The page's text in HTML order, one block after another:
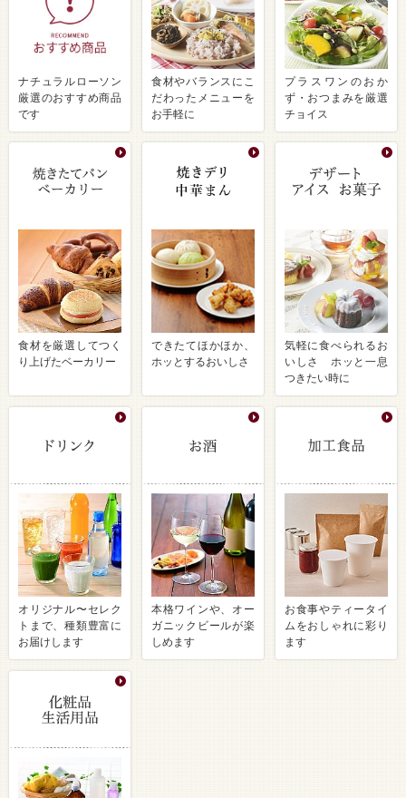
ナチュラルローソン
厳選のおすすめ商品
です
食材やバランスにこ
だわったメニューを
お手軽に
プラスワンのおか
ず・おつまみを厳選
チョイス
食材を厳選してつく
り上げたベーカリー
できたてほかほか、
ホッとするおいしさ
気軽に食べられるお
いしさ ホッと一息
つきたい時に
オリジナル〜セレク
トまで、種類豊富に
お届けします
本格ワインや、オー
ガニックビールが楽
しめます
お食事やティータイ
ムをおしゃれに彩り
ます